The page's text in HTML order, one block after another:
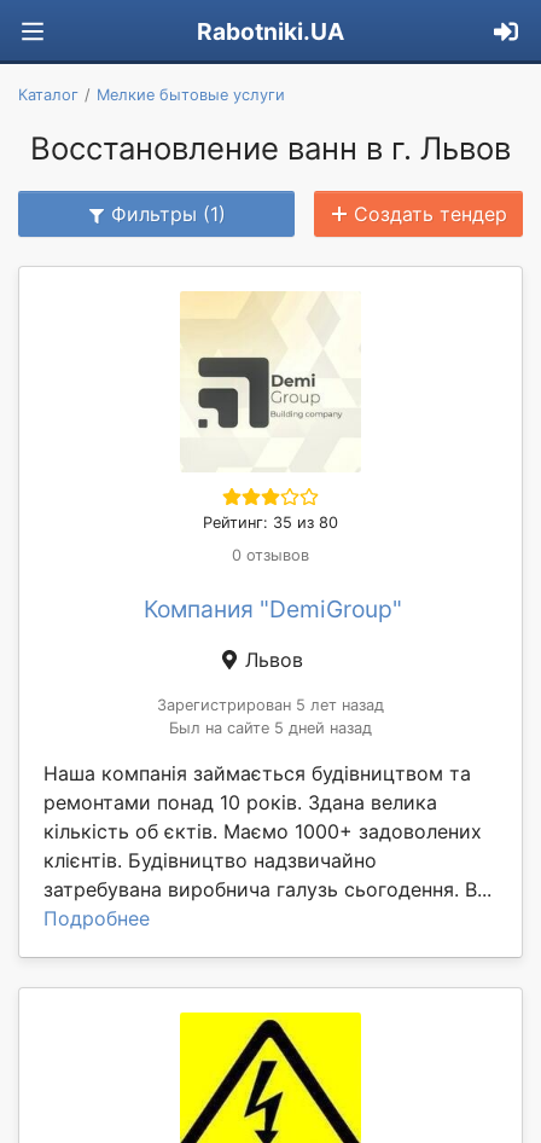
Rabotniki.UA
Каталог Мелкие бытовые услуги
Восстановление ванн в г. Львов
Фильтры (1) Создать тендер
Рейтинг: 35 из 80
0 отзывов
Компания "DemiGroup"
Львов
Зарегистрирован 5 лет назад
Был на сайте 5 дней назад
Наша компанія займається будівництвом та
ремонтами понад 10 років. Здана велика
кількість об єктів. Маємо 1000+ задоволених
клієнтів. Будівництво надзвичайно
затребувана виробнича галузь сьогодення. В...
Подробнее